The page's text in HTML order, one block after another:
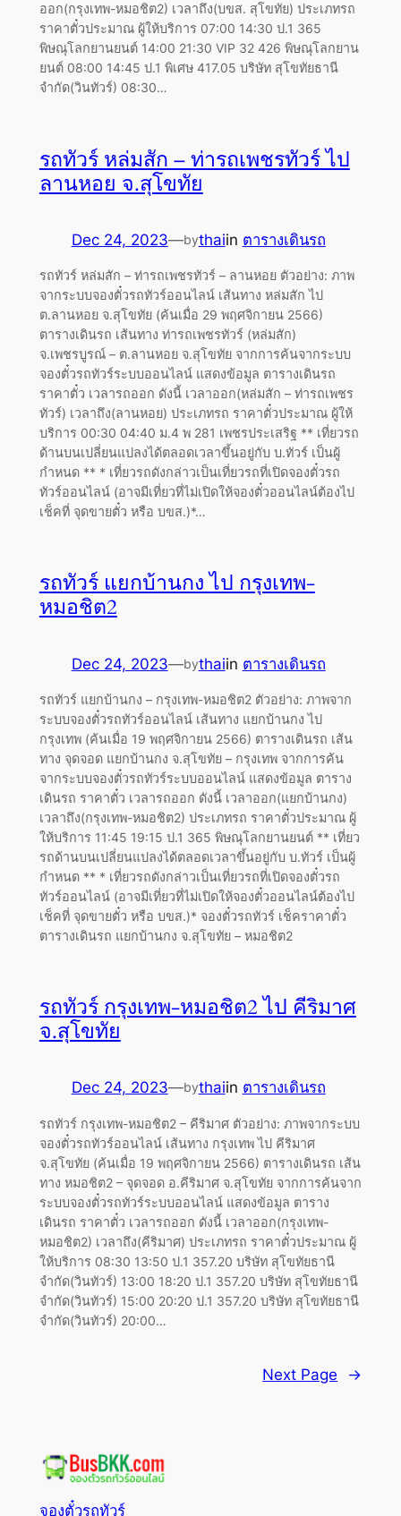
ออก(กรุงเทพ-หมอชิต2) เวลาถึง(บขส. สุโขทัย) ประเภทรถ
ราคาตั๋วประมาณ ผู้ให้บริการ 07:00 14:30 ป.1 365
พิษณุโลกยานยนต์ 14:00 21:30 VIP 32 426 พิษณุโลกยาน
ยนต์ 08:00 14:45 ป.1 พิเศษ 417.05 บริษัท สุโขทัยธานี
จำกัด(วินทัวร์) 08:30…
รถทัวร์ หล่มสัก – ท่ารถเพชรทัวร์ ไป
ลานหอย จ.สุโขทัย
Dec 24, 2023—bythaiin ตารางเดินรถ
รถทัวร์ หล่มสัก – ท่ารถเพชรทัวร์ – ลานหอย ตัวอย่าง: ภาพ
จากระบบจองตั๋วรถทัวร์ออนไลน์ เส้นทาง หล่มสัก ไป
ต.ลานหอย จ.สุโขทัย (ค้นเมื่อ 29 พฤศจิกายน 2566)
ตารางเดินรถ เส้นทาง ท่ารถเพชรทัวร์ (หล่มสัก)
จ.เพชรบูรณ์ – ต.ลานหอย จ.สุโขทัย จากการค้นจากระบบ
จองตั๋วรถทัวร์ระบบออนไลน์ แสดงข้อมูล ตารางเดินรถ
ราคาตั๋ว เวลารถออก ดังนี้ เวลาออก(หล่มสัก – ท่ารถเพชร
ทัวร์) เวลาถึง(ลานหอย) ประเภทรถ ราคาตั๋วประมาณ ผู้ให้
บริการ 00:30 04:40 ม.4 พ 281 เพชรประเสริฐ ** เที่ยวรถ
ด้านบนเปลี่ยนแปลงได้ตลอดเวลาขึ้นอยู่กับ บ.ทัวร์ เป็นผู้
กำหนด ** * เที่ยวรถดังกล่าวเป็นเที่ยวรถที่เปิดจองตั๋วรถ
ทัวร์ออนไลน์ (อาจมีเที่ยวที่ไม่เปิดให้จองตั๋วออนไลน์ต้องไป
เช็คที่ จุดขายตั๋ว หรือ บขส.)*…
รถทัวร์ แยกบ้านกง ไป กรุงเทพ-
หมอชิต2
Dec 24, 2023—bythaiin ตารางเดินรถ
รถทัวร์ แยกบ้านกง – กรุงเทพ-หมอชิต2 ตัวอย่าง: ภาพจาก
ระบบจองตั๋วรถทัวร์ออนไลน์ เส้นทาง แยกบ้านกง ไป
กรุงเทพ (ค้นเมื่อ 19 พฤศจิกายน 2566) ตารางเดินรถ เส้น
ทาง จุดจอด แยกบ้านกง จ.สุโขทัย – กรุงเทพ จากการค้น
จากระบบจองตั๋วรถทัวร์ระบบออนไลน์ แสดงข้อมูล ตาราง
เดินรถ ราคาตั๋ว เวลารถออก ดังนี้ เวลาออก(แยกบ้านกง)
เวลาถึง(กรุงเทพ-หมอชิต2) ประเภทรถ ราคาตั๋วประมาณ ผู้
ให้บริการ 11:45 19:15 ป.1 365 พิษณุโลกยานยนต์ ** เที่ยว
รถด้านบนเปลี่ยนแปลงได้ตลอดเวลาขึ้นอยู่กับ บ.ทัวร์ เป็นผู้
กำหนด ** * เที่ยวรถดังกล่าวเป็นเที่ยวรถที่เปิดจองตั๋วรถ
ทัวร์ออนไลน์ (อาจมีเที่ยวที่ไม่เปิดให้จองตั๋วออนไลน์ต้องไป
เช็คที่ จุดขายตั๋ว หรือ บขส.)* จองตั๋วรถทัวร์ เช็คราคาตั๋ว
ตารางเดินรถ แยกบ้านกง จ.สุโขทัย – หมอชิต2
รถทัวร์ กรุงเทพ-หมอชิต2 ไป คีริมาศ
จ.สุโขทัย
Dec 24, 2023—bythaiin ตารางเดินรถ
รถทัวร์ กรุงเทพ-หมอชิต2 – คีริมาศ ตัวอย่าง: ภาพจากระบบ
จองตั๋วรถทัวร์ออนไลน์ เส้นทาง กรุงเทพ ไป คีริมาศ
จ.สุโขทัย (ค้นเมื่อ 19 พฤศจิกายน 2566) ตารางเดินรถ เส้น
ทาง หมอชิต2 – จุดจอด อ.คีริมาศ จ.สุโขทัย จากการค้นจาก
ระบบจองตั๋วรถทัวร์ระบบออนไลน์ แสดงข้อมูล ตาราง
เดินรถ ราคาตั๋ว เวลารถออก ดังนี้ เวลาออก(กรุงเทพ-
หมอชิต2) เวลาถึง(คีริมาศ) ประเภทรถ ราคาตั๋วประมาณ ผู้
ให้บริการ 08:30 13:50 ป.1 357.20 บริษัท สุโขทัยธานี
จำกัด(วินทัวร์) 13:00 18:20 ป.1 357.20 บริษัท สุโขทัยธานี
จำกัด(วินทัวร์) 15:00 20:20 ป.1 357.20 บริษัท สุโขทัยธานี
จำกัด(วินทัวร์) 20:00…
Next Page →
จองตั๋วรถทัวร์